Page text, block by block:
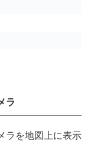
ラ
ラを地図上に表示